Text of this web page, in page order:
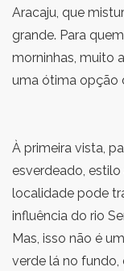
Aracaju, que
grande. Para
morninhas, muito
uma ótima opção
À primeira vista,
esverdeado, estilo
localidade pode
influência do rio
Mas, isso não é
verde lá no